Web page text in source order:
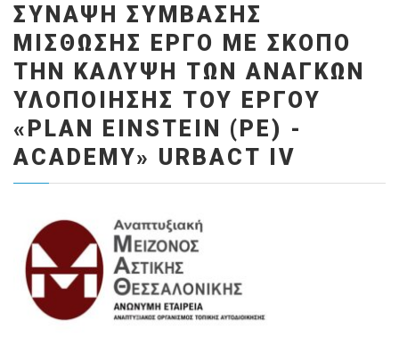
ΣΎΝΑΨΗ ΣΎΜΒΑΣΗΣ
ΜΊΣΘΩΣΗΣ ΈΡΓΟ ΜΕ ΣΚΟΠΌ
ΤΗΝ ΚΆΛΥΨΗ ΤΩΝ ΑΝΑΓΚΏΝ
ΥΛΟΠΟΊΗΣΗΣ ΤΟΥ ΈΡΓΟΥ
«PLAN EINSTEIN (PE) -
ACADEMY» URBACT IV